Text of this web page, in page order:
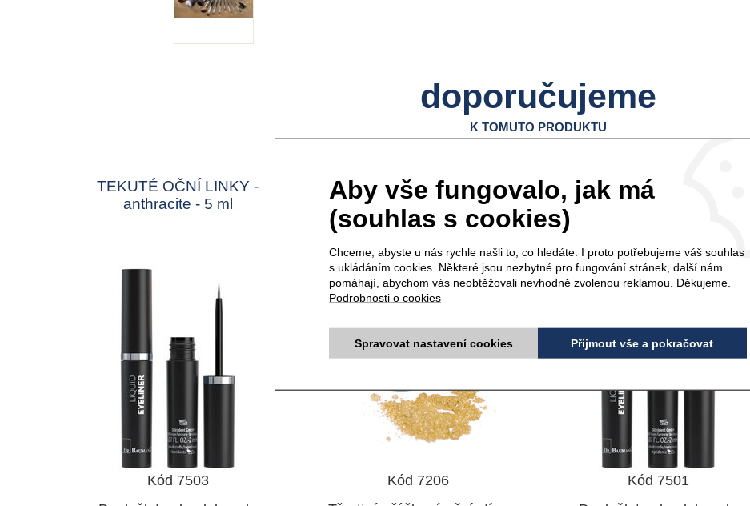
doporučujeme
K TOMUTO PRODUKTU
TEKUTÉ OČNÍ LINKY -
anthracite - 5 ml
Kód 7503
BRILANTNÍ OČNÍ STÍNY gold -
1,3 g
Kód 7206
TEKUTÉ OČNÍ LINKY - black
5 ml
Kód 7501
Aby vše fungovalo, jak má
(souhlas s cookies)
Chceme, abyste u nás rychle našli to, co hledáte. I proto potřebujeme váš souhlas
s ukládáním cookies. Některé jsou nezbytné pro fungování stránek, další nám
pomáhají, abychom vás neobtěžovali nevhodně zvolenou reklamou. Děkujeme.
Podrobnosti o cookies
Spravovat nastavení cookies Přijmout vše a pokračovat